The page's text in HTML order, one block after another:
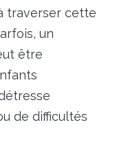
traverser cette
un
être
de difficultés